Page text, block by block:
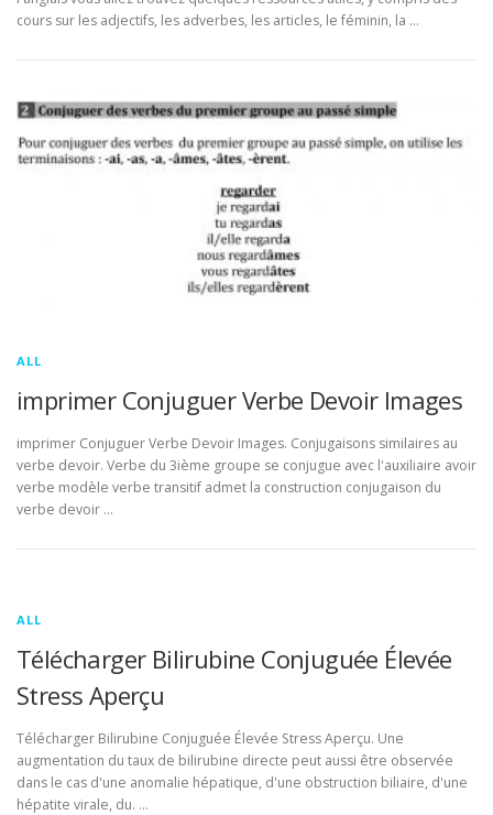
cours sur les adjectifs, les adverbes, les articles, le féminin, la …
ALL
imprimer Conjuguer Verbe Devoir Images
imprimer Conjuguer Verbe Devoir Images. Conjugaisons similaires au
verbe devoir. Verbe du 3ième groupe se conjugue avec l'auxiliaire avoir
verbe modèle verbe transitif admet la construction conjugaison du
verbe devoir …
ALL
Télécharger Bilirubine Conjuguée Élevée
Stress Aperçu
Télécharger Bilirubine Conjuguée Élevée Stress Aperçu. Une
augmentation du taux de bilirubine directe peut aussi être observée
dans le cas d'une anomalie hépatique, d'une obstruction biliaire, d'une
hépatite virale, du. …